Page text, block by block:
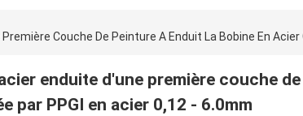
Couche De Peinture A Enduit La Bobine En
enduite d'une première couche
par PPGI en acier 0,12 - 6.0mm